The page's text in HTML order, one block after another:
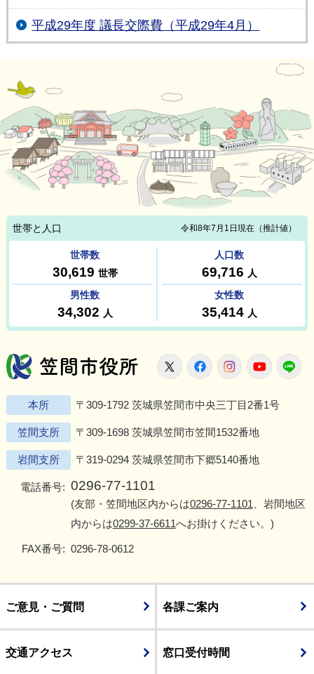
平成29年度 議長交際費（平成29年4月）
笠間市役所
X FacebookInstagram
本所 〒309-1792 茨城県笠間市中央三丁目2番1号
笠間支所 〒309-1698 茨城県笠間市笠間1532番地
岩間支所 〒319-0294 茨城県笠間市下郷5140番地
電話番号: 0296-77-1101
(友部・笠間地区内からは0296-77-1101 、岩間地区
内からは0299-37-6611へお掛けください。)
FAX番号: 0296-78-0612
ご意見・ご質問 各課ご案内
交通アクセス 窓口受付時間